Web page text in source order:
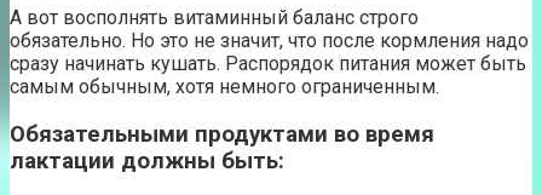
А вот восполнять витаминный баланс строго
обязательно. Но это не значит, что после кормления надо
сразу начинать кушать. Распорядок питания может быть
самым обычным, хотя немного ограниченным.
Обязательными продуктами во время
лактации должны быть: